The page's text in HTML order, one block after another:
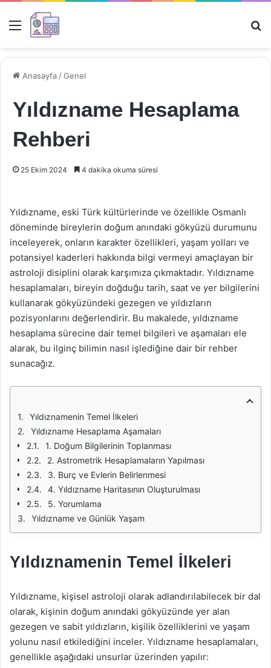
Menü
Anasayfa /Genel
Yıldızname Hesaplama
Rehberi
25 Ekim 2024 4 dakika okuma süresi
Yıldızname, eski Türk kültürlerinde ve özellikle Osmanlı
döneminde bireylerin doğum anındaki gökyüzü durumunu
inceleyerek, onların karakter özellikleri, yaşam yolları ve
potansiyel kaderleri hakkında bilgi vermeyi amaçlayan bir
astroloji disiplini olarak karşımıza çıkmaktadır. Yıldızname
hesaplamaları, bireyin doğduğu tarih, saat ve yer bilgilerini
kullanarak gökyüzündeki gezegen ve yıldızların
pozisyonlarını değerlendirir. Bu makalede, yıldızname
hesaplama sürecine dair temel bilgileri ve aşamaları ele
alarak, bu ilginç bilimin nasıl işlediğine dair bir rehber
sunacağız.
Yıldıznamenin Temel İlkeleri
Yıldızname Hesaplama Aşamaları
1. Doğum Bilgilerinin Toplanması
2. Astrometrik Hesaplamaların Yapılması
3. Burç ve Evlerin Belirlenmesi
4. Yıldızname Haritasının Oluşturulması
5. Yorumlama
Yıldızname ve Günlük Yaşam
Yıldıznamenin Temel İlkeleri
Yıldızname, kişisel astroloji olarak adlandırılabilecek bir dal
olarak, kişinin doğum anındaki gökyüzünde yer alan
gezegen ve sabit yıldızların, kişilik özelliklerini ve yaşam
yolunu nasıl etkilediğini inceler. Yıldızname hesaplamaları,
genellikle aşağıdaki unsurlar üzerinden yapılır: